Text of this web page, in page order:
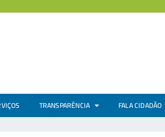
TRANSPARÊNCIA FALA CIDADÃO